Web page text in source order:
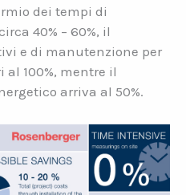
dei tempi di
40% – 60%, il
e di manutenzione per
100%, mentre il
arriva al 50%.